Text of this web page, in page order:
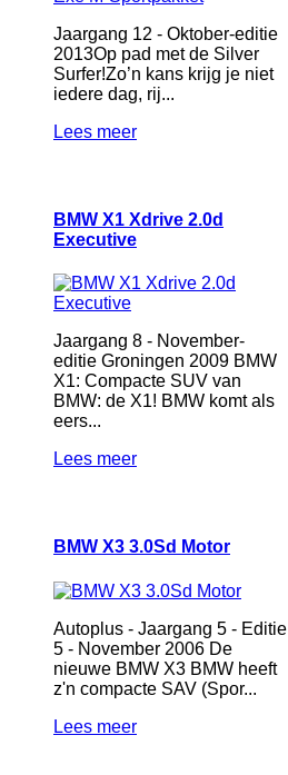
Jaargang 12 - Oktober-editie
2013Op pad met de Silver
Surfer!Zo’n kans krijg je niet
iedere dag, rij...
Lees meer
BMW X1 Xdrive 2.0d
Executive
Jaargang 8 - November-
editie Groningen 2009 BMW
X1: Compacte SUV van
BMW: de X1! BMW komt als
eers...
Lees meer
BMW X3 3.0Sd Motor
Autoplus - Jaargang 5 - Editie
5 - November 2006 De
nieuwe BMW X3 BMW heeft
z'n compacte SAV (Spor...
Lees meer